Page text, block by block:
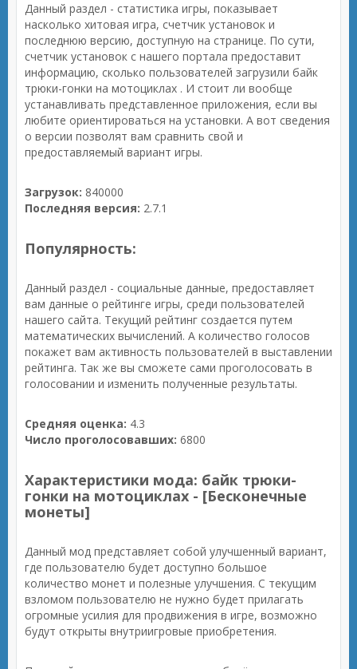
Данный раздел - статистика игры, показывает
насколько хитовая игра, счетчик установок и
последнюю версию, доступную на странице. По сути,
счетчик установок с нашего портала предоставит
информацию, сколько пользователей загрузили байк
трюки-гонки на мотоциклах . И стоит ли вообще
устанавливать представленное приложения, если вы
любите ориентироваться на установки. А вот сведения
о версии позволят вам сравнить свой и
предоставляемый вариант игры.
Загрузок: 840000
Последняя версия: 2.7.1
Популярность:
Данный раздел - социальные данные, предоставляет
вам данные о рейтинге игры, среди пользователей
нашего сайта. Текущий рейтинг создается путем
математических вычислений. А количество голосов
покажет вам активность пользователей в выставлении
рейтинга. Так же вы сможете сами проголосовать в
голосовании и изменить полученные результаты.
Средняя оценка: 4.3
Число проголосовавших: 6800
Характеристики мода: байк трюки-
гонки на мотоциклах - [Бесконечные
монеты]
Данный мод представляет собой улучшенный вариант,
где пользователю будет доступно большое
количество монет и полезные улучшения. С текущим
взломом пользователю не нужно будет прилагать
огромные усилия для продвижения в игре, возможно
будут открыты внутриигровые приобретения.